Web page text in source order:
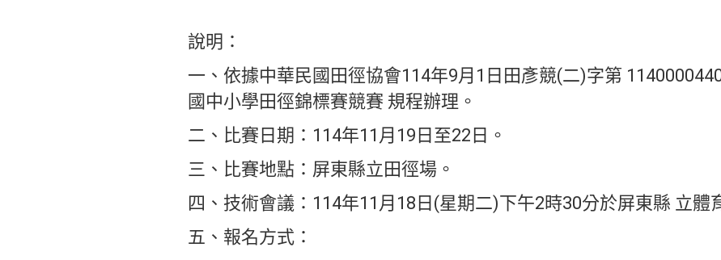
說明：
一、依據中華民國田徑協會114年9月1日田彥競(二)字第
國中小學田徑錦標賽競賽 規程辦理。
二、比賽日期：114年11月19日至22日。
三、比賽地點：屏東縣立田徑場。
四、技術會議：114年11月18日(星期二)下午2時30分於屏東縣 立體
五、報名方式：